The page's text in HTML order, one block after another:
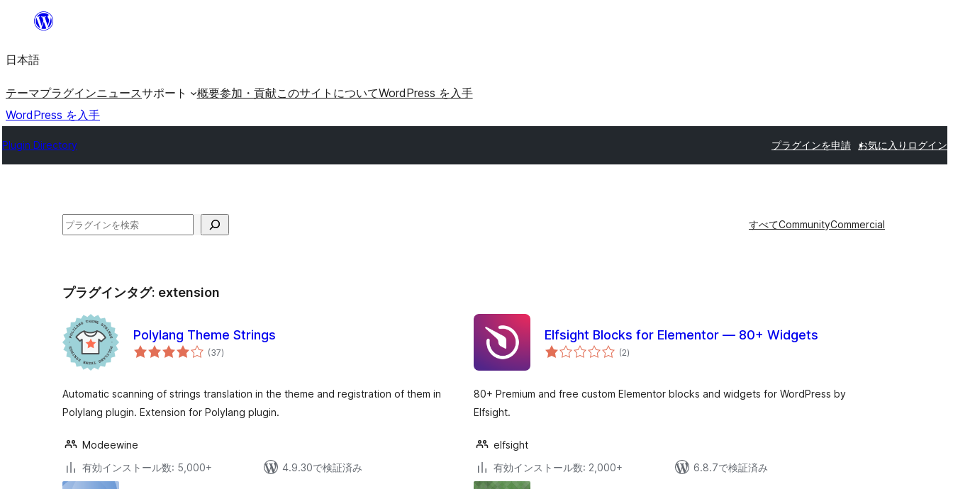
を
ッ
プ
日本語
テーマプラグインニュースサポート 概要参加・貢献このサイトについてWordPress を入手
WordPress を入手
Plugin Directory プラグインを申請 お気に入り ログイン
検
すべてCommunityCommercial
プラグインタグ: extension
Polylang Theme Strings
(37個
の)
Automatic scanning of strings translation in the theme and registration of them in
Polylang plugin. Extension for Polylang plugin.
Modeewine
有効インストール数: 5,000+
4.9.30で検証済み
Elfsight Blocks for Elementor — 80+ Widgets
(2個
の)
80+ Premium and free custom Elementor blocks and widgets for WordPress by
Elfsight.
elfsight
有効インストール数: 2,000+
6.8.7で検証済み